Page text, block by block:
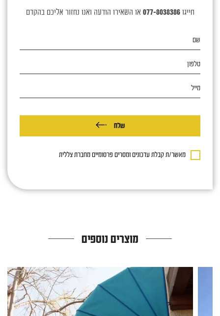
חייגו077-8038386 או השאירו הודעה ואנו נחזור אליכם בהקדם
שלח
מאשר/ת קבלת עדכונים ומסרים פרסומיים מחברת צללית
מוצרים נוספים